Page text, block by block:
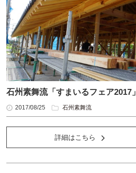
石州素舞流「すまいるフェア2017」
2017/08/25 石州素舞流
詳細はこちら